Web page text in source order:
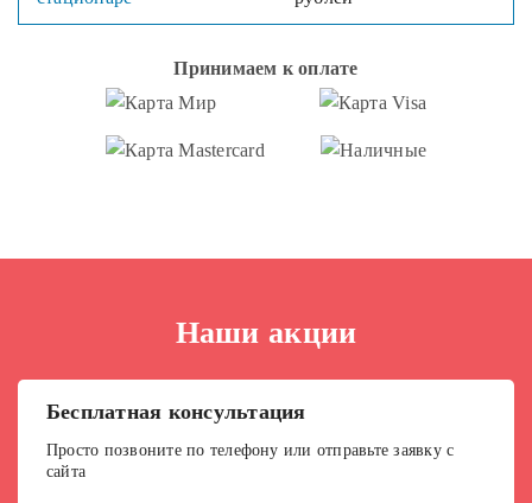
Принимаем к оплате
Наши акции
Бесплатная консультация
Просто позвоните по телефону или отправьте заявку с
сайта